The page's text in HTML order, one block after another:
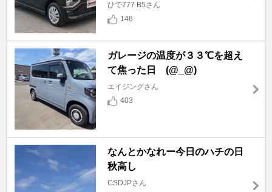
ひで777 B5さん
146
ガレージの温度が３３℃を超え
て焦った日 (@_@)
エイジングさん
403
なんとかなれー今日のハチの日
秋高し
CSDJPさん